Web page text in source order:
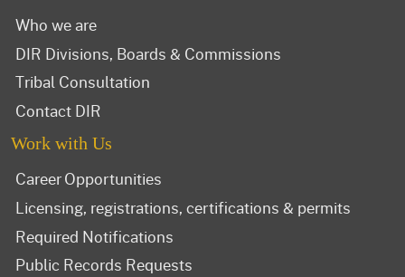
Who we are
DIR Divisions, Boards & Commissions
Tribal Consultation
Contact DIR
Work with Us
Career Opportunities
Licensing, registrations, certifications & permits
Required Notifications
Public Records Requests